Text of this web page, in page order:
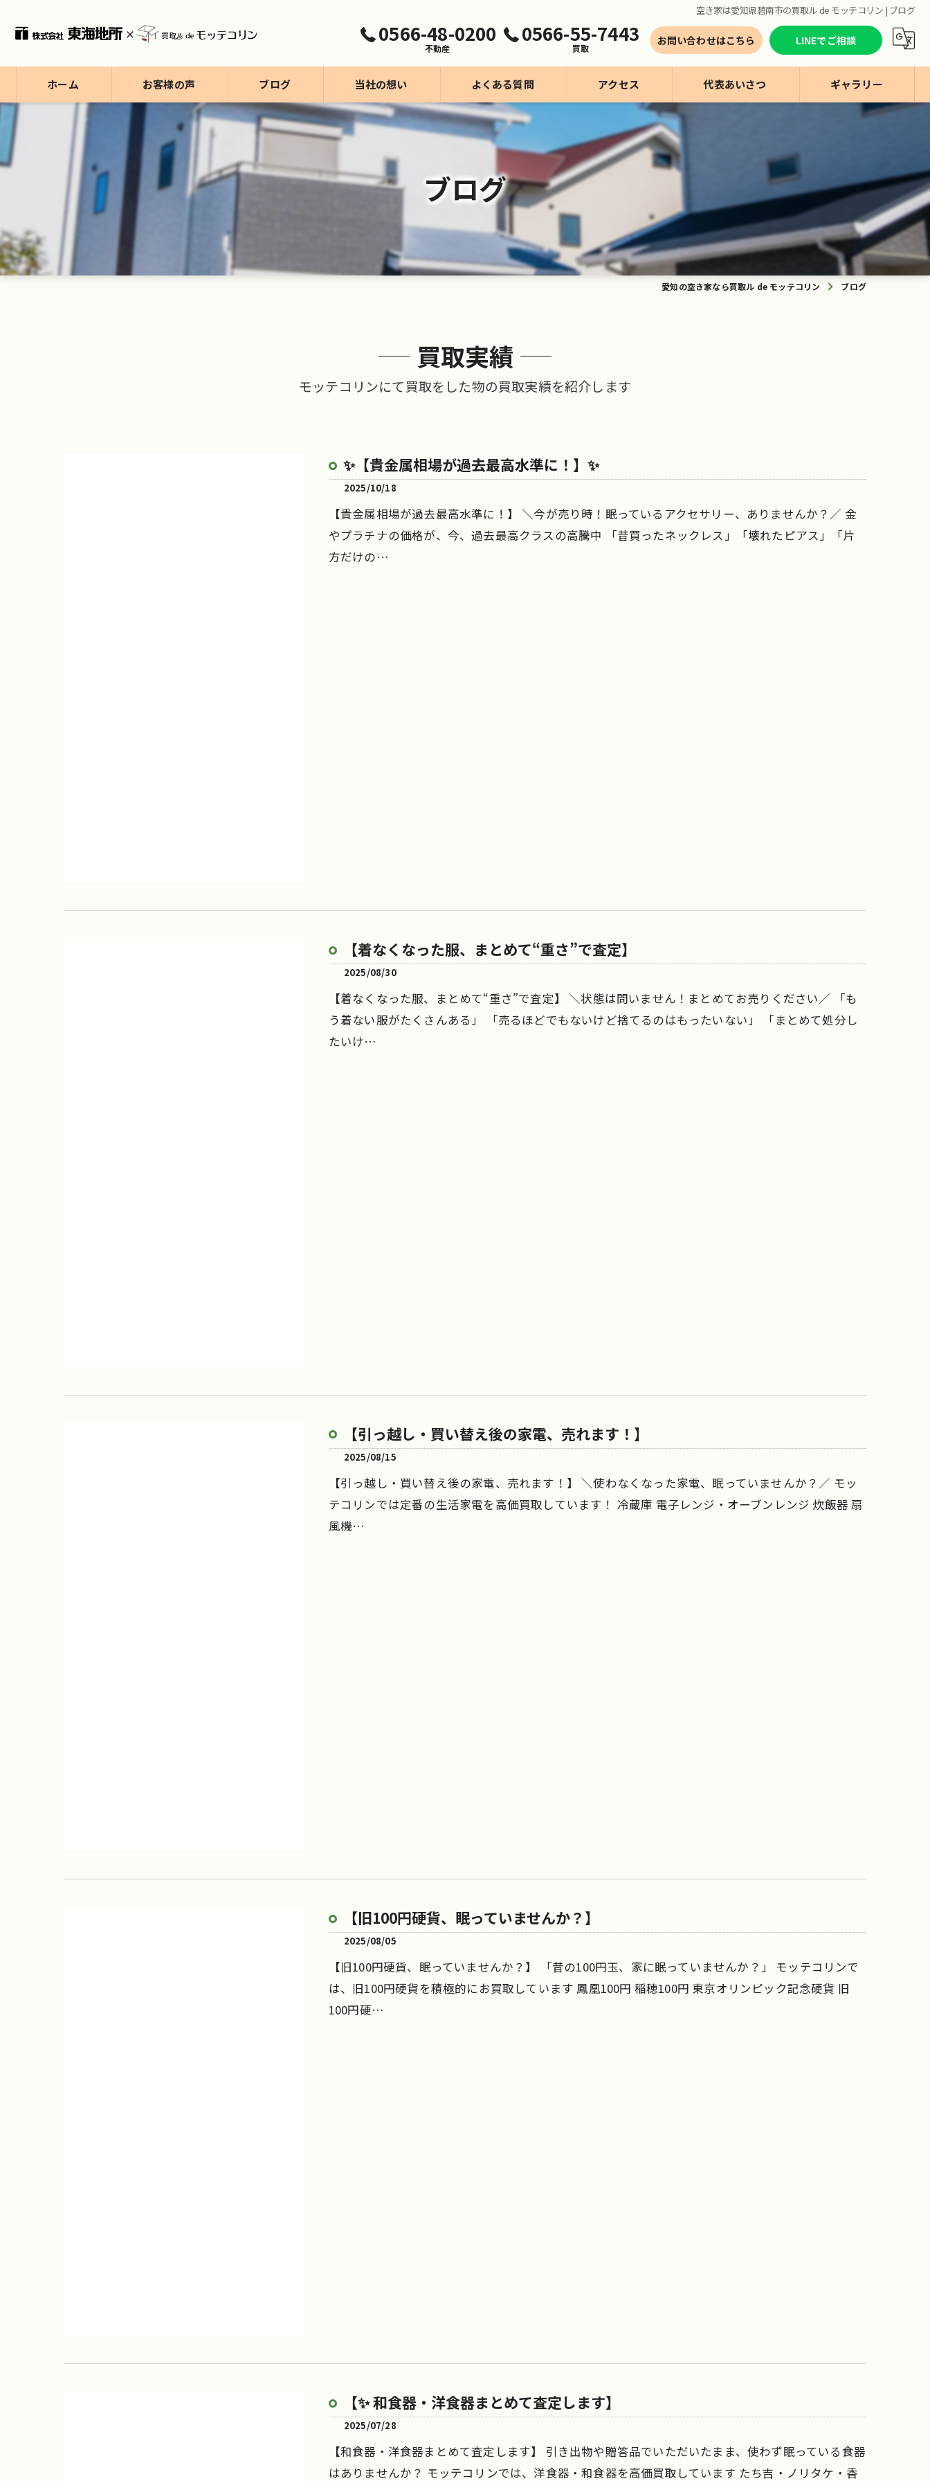
空き家は愛知県碧南市の買取ル de モッテコリン | ブログ
0566-48-0200
不動産
0566-55-7443
買取
お問い合わせはこちら LINEでご相談
ホーム お客様の声 ブログ
ブログ
コラム
当社の想い
買取事業【モッテコリン】
よくある質問 アクセス 代表あいさつ ギャラリー
ブログ
愛知の空き家なら買取ル de モッテコリン ブログ
買取実績
モッテコリンにて買取をした物の買取実績を紹介します
✨【貴金属相場が過去最高水準に！】✨
2025/10/18
【貴金属相場が過去最高水準に！】 ＼今が売り時！眠っているアクセサリー、ありませんか？／ 金
やプラチナの価格が、今、過去最高クラスの高騰中 「昔買ったネックレス」「壊れたピアス」「片
方だけの…
【着なくなった服、まとめて“重さ”で査定】
2025/08/30
【着なくなった服、まとめて“重さ”で査定】 ＼状態は問いません！まとめてお売りください／ 「も
う着ない服がたくさんある」 「売るほどでもないけど捨てるのはもったいない」 「まとめて処分し
たいけ…
【引っ越し・買い替え後の家電、売れます！】
2025/08/15
【引っ越し・買い替え後の家電、売れます！】 ＼使わなくなった家電、眠っていませんか？／ モッ
テコリンでは定番の生活家電を高価買取しています！ 冷蔵庫 電子レンジ・オーブンレンジ 炊飯器 扇
風機…
【旧100円硬貨、眠っていませんか？】
2025/08/05
【旧100円硬貨、眠っていませんか？】 「昔の100円玉、家に眠っていませんか？」 モッテコリンで
は、旧100円硬貨を積極的にお買取しています 鳳凰100円 稲穂100円 東京オリンピック記念硬貨 旧
100円硬…
【✨ 和食器・洋食器まとめて査定します】
2025/07/28
【和食器・洋食器まとめて査定します】 引き出物や贈答品でいただいたまま、使わず眠っている食器
はありませんか？ モッテコリンでは、洋食器・和食器を高価買取しています たち吉・ノリタケ・香